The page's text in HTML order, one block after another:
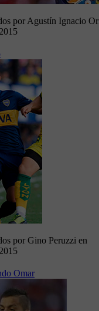
por Agustín Ignacio
por Gino Peruzzi en
Omar